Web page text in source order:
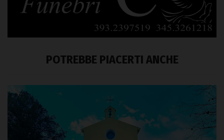
POTREBBE PIACERTI ANCHE